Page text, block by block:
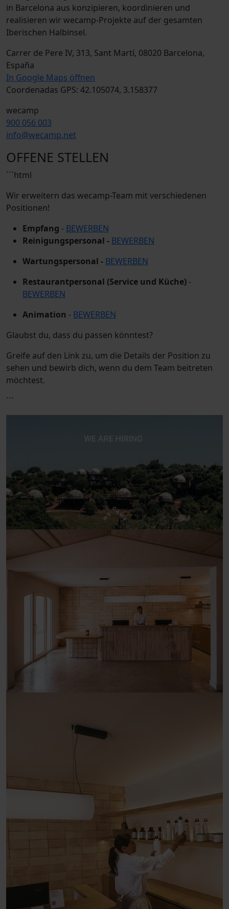
in Barcelona aus konzipieren, koordinieren und
realisieren wir wecamp-Projekte auf der gesamten
Iberischen Halbinsel.
Carrer de Pere IV, 313, Sant Martí, 08020 Barcelona,
España
In Google Maps öffnen
Coordenadas GPS: 42.105074, 3.158377
wecamp
900 056 003
info@wecamp.net
OFFENE STELLEN
```html
Wir erweitern das wecamp-Team mit verschiedenen
Positionen!
Empfang - BEWERBEN
Reinigungspersonal - BEWERBEN
Wartungspersonal - BEWERBEN
Restaurantpersonal (Service und Küche) -
BEWERBEN
Animation - BEWERBEN
Glaubst du, dass du passen könntest?
Greife auf den Link zu, um die Details der Position zu
sehen und bewirb dich, wenn du dem Team beitreten
möchtest.
```